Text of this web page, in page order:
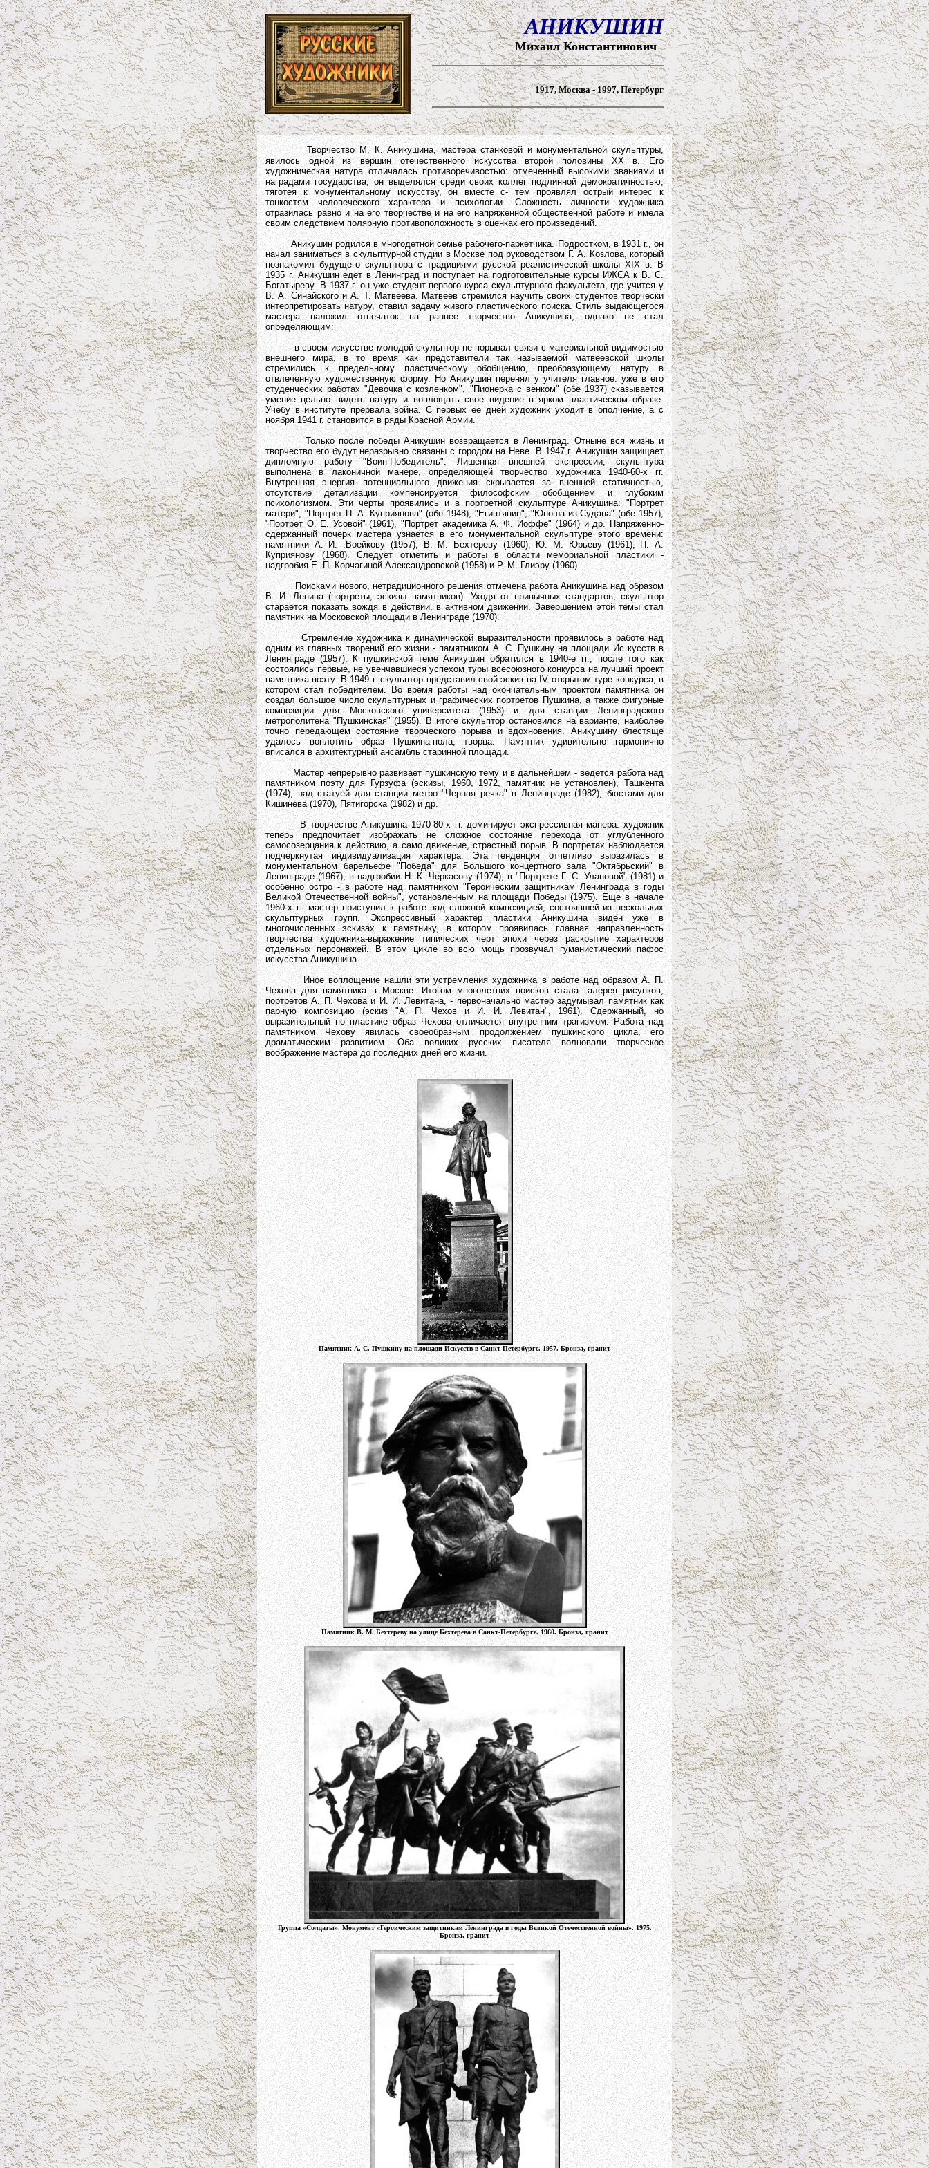
АНИКУШИН
Михаил Константинович
1917, Москва - 1997, Петербург
Творчество М. К. Аникушина, мастера станковой и монументальной скульптуры,
явилось одной из вершин отечественного искусства второй половины XX в. Его
художническая натура отличалась противоречивостью: отмеченный высокими званиями и
наградами государства, он выделялся среди своих коллег подлинной демократичностью;
тяготея к монументальному искусству, он вместе с- тем проявлял острый интерес к
тонкостям человеческого характера и психологии. Сложность личности художника
отразилась равно и на его творчестве и на его напряженной общественной работе и имела
своим следствием полярную противоположность в оценках его произведений.
Аникушин родился в многодетной семье рабочего-паркетчика. Подростком, в 1931 г., он
начал заниматься в скульптурной студии в Москве под руководством Г. А. Козлова, который
познакомил будущего скульптора с традициями русской реалистической школы XIX в. В
1935 г. Аникушин едет в Ленинград и поступает на подготовительные курсы ИЖСА к В. С.
Богатыреву. В 1937 г. он уже студент первого курса скульптурного факультета, где учится у
В. А. Синайского и А. Т. Матвеева. Матвеев стремился научить своих студентов творчески
интерпретировать натуру, ставил задачу живого пластического поиска. Стиль выдающегося
мастера наложил отпечаток па раннее творчество Аникушина, однако не стал
определяющим:
в своем искусстве молодой скульптор не порывал связи с материальной видимостью
внешнего мира, в то время как представители так называемой матвеевской школы
стремились к предельному пластическому обобщению, преобразующему натуру в
отвлеченную художественную форму. Но Аникушин перенял у учителя главное: уже в его
студенческих работах "Девочка с козленком", "Пионерка с венком" (обе 1937) сказывается
умение цельно видеть натуру и воплощать свое видение в ярком пластическом образе.
Учебу в институте прервала война. С первых ее дней художник уходит в ополчение, а с
ноября 1941 г. становится в ряды Красной Армии.
Только после победы Аникушин возвращается в Ленинград. Отныне вся жизнь и
творчество его будут неразрывно связаны с городом на Неве. В 1947 г. Аникушин защищает
дипломную работу "Воин-Победитель". Лишенная внешней экспрессии, скульптура
выполнена в лаконичной манере, определяющей творчество художника 1940-60-х гг.
Внутренняя энергия потенциального движения скрывается за внешней статичностью,
отсутствие детализации компенсируется философским обобщением и глубоким
психологизмом. Эти черты проявились и в портретной скульптуре Аникушина: "Портрет
матери", "Портрет П. А. Куприянова" (обе 1948), "Египтянин", "Юноша из Судана" (обе 1957),
"Портрет О. Е. Усовой" (1961), "Портрет академика А. Ф. Иоффе" (1964) и др. Напряженно-
сдержанный почерк мастера узнается в его монументальной скульптуре этого времени:
памятники А. И. .Воейкову (1957), В. М. Бехтереву (1960), Ю. М. Юрьеву (1961), П. А.
Куприянову (1968). Следует отметить и работы в области мемориальной пластики -
надгробия Е. П. Корчагиной-Александровской (1958) и Р. М. Глиэру (1960).
Поисками нового, нетрадиционного решения отмечена работа Аникушина над образом
В. И. Ленина (портреты, эскизы памятников). Уходя от привычных стандартов, скульптор
старается показать вождя в действии, в активном движении. Завершением этой темы стал
памятник на Московской площади в Ленинграде (1970).
Стремление художника к динамической выразительности проявилось в работе над
одним из главных творений его жизни - памятником А. С. Пушкину на площади Ис кусств в
Ленинграде (1957). К пушкинской теме Аникушин обратился в 1940-е гг., после того как
состоялись первые, не увенчавшиеся успехом туры всесоюзного конкурса на лучший проект
памятника поэту. В 1949 г. скульптор представил свой эскиз на IV открытом туре конкурса, в
котором стал победителем. Во время работы над окончательным проектом памятника он
создал большое число скульптурных и графических портретов Пушкина, а также фигурные
композиции для Московского университета (1953) и для станции Ленинградского
метрополитена "Пушкинская" (1955). В итоге скульптор остановился на варианте, наиболее
точно передающем состояние творческого порыва и вдохновения. Аникушину блестяще
удалось воплотить образ Пушкина-пола, творца. Памятник удивительно гармонично
вписался в архитектурный ансамбль старинной площади.
Мастер непрерывно развивает пушкинскую тему и в дальнейшем - ведется работа над
памятником поэту для Гурзуфа (эскизы, 1960, 1972, памятник не установлен), Ташкента
(1974), над статуей для станции метро "Черная речка" в Ленинграде (1982), бюстами для
Кишинева (1970), Пятигорска (1982) и др.
В творчестве Аникушина 1970-80-х гг. доминирует экспрессивная манера: художник
теперь предпочитает изображать не сложное состояние перехода от углубленного
самосозерцания к действию, а само движение, страстный порыв. В портретах наблюдается
подчеркнутая индивидуализация характера. Эта тенденция отчетливо выразилась в
монументальном барельефе "Победа" для Большого концертного зала "Октябрьский" в
Ленинграде (1967), в надгробии Н. К. Черкасову (1974), в "Портрете Г. С. Улановой" (1981) и
особенно остро - в работе над памятником "Героическим защитникам Ленинграда в годы
Великой Отечественной войны", установленным на площади Победы (1975). Еще в начале
1960-х гг. мастер приступил к работе над сложной композицией, состоявшей из нескольких
скульптурных групп. Экспрессивный характер пластики Аникушина виден уже в
многочисленных эскизах к памятнику, в котором проявилась главная направленность
творчества художника-выражение типических черт эпохи через раскрытие характеров
отдельных персонажей. В этом цикле во всю мощь прозвучал гуманистический пафос
искусства Аникушина.
Иное воплощение нашли эти устремления художника в работе над образом А. П.
Чехова для памятника в Москве. Итогом многолетних поисков стала галерея рисунков,
портретов А. П. Чехова и И. И. Левитана, - первоначально мастер задумывал памятник как
парную композицию (эскиз "А. П. Чехов и И. И. Левитан", 1961). Сдержанный, но
выразительный по пластике образ Чехова отличается внутренним трагизмом. Работа над
памятником Чехову явилась своеобразным продолжением пушкинского цикла, его
драматическим развитием. Оба великих русских писателя волновали творческое
воображение мастера до последних дней его жизни.
Памятник А. С. Пушкину на площади Искусств в Санкт-Петербурге. 1957. Бронза, гранит
Памятник В. М. Бехтереву на улице Бехтерева в Санкт-Петербурге. 1960. Бронза, гранит
Группа «Солдаты». Монумент «Героическим защитникам Ленинграда в годы Великой Отечественной войны». 1975.
Бронза, гранит